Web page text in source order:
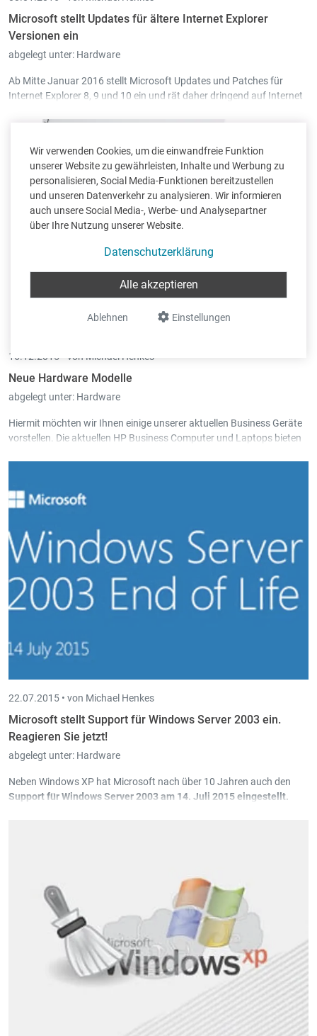
Wir verwenden Cookies, um die einwandfreie Funktion
unserer Website zu gewährleisten, Inhalte und Werbung zu
personalisieren, Social Media-Funktionen bereitzustellen
und unseren Datenverkehr zu analysieren. Wir informieren
auch unsere Social Media-, Werbe- und Analysepartner
über Ihre Nutzung unserer Website.
Datenschutzerklärung
Einstellungen
Ablehnen
Alle akzeptieren
Microsoft stellt Updates für ältere Internet Explorer
Versionen ein
abgelegt unter: Hardware
Ab Mitte Januar 2016 stellt Microsoft Updates und Patches für
Internet Explorer 8, 9 und 10 ein und rät daher dringend auf Internet
können.
16.12.2015 • von Michael Henkes
Neue Hardware Modelle
abgelegt unter: Hardware
Hiermit möchten wir Ihnen einige unserer aktuellen Business Geräte
vorstellen. Die aktuellen HP Business Computer und Laptops bieten
folgende wesentlichen Vorteile mit sich bringt:
22.07.2015 • von Michael Henkes
Microsoft stellt Support für Windows Server 2003 ein.
Reagieren Sie jetzt!
abgelegt unter: Hardware
Neben Windows XP hat Microsoft nach über 10 Jahren auch den
Supportfür Windows Server 2003 am 14. Juli 2015 eingestellt.